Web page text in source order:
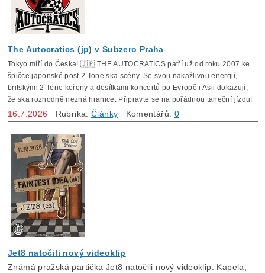
The Autocratics (jp) v Subzero Praha
Tokyo míří do Česka! 🇯🇵 THE AUTOCRATICS patří už od roku 2007 ke
špičce japonské post 2 Tone ska scény. Se svou nakažlivou energií,
britskými 2 Tone kořeny a desítkami koncertů po Evropě i Asii dokazují,
že ska rozhodně nezná hranice. Připravte se na pořádnou taneční jízdu!
16.7.2026 Rubrika:Články Komentářů: 0
Jet8 natočili nový videoklip
Známá pražská partička Jet8 natočili nový videoklip. Kapela,